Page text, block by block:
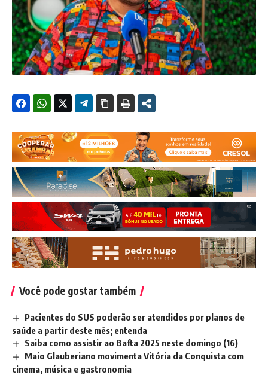
Você pode gostar também
Pacientes do SUS poderão ser atendidos por planos de
saúde a partir deste mês; entenda
Saiba como assistir ao Bafta 2025 neste domingo (16)
Maio Glauberiano movimenta Vitória da Conquista com
cinema, música e gastronomia